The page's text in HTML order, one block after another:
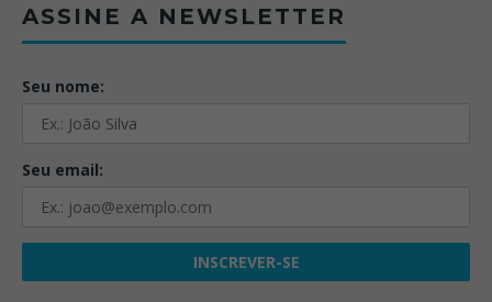
ASSINE A NEWSLETTER
Seu nome:
Seu email: